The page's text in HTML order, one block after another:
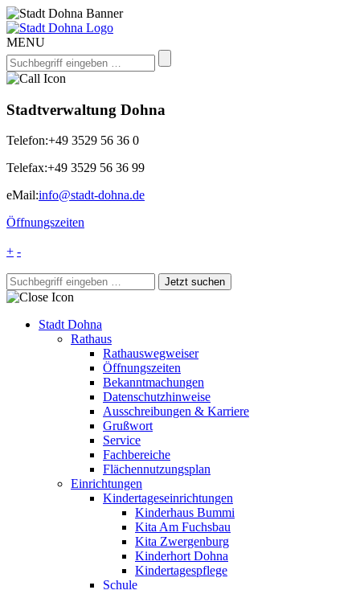
MENU
Stadtverwaltung Dohna
Telefon:+49 3529 56 36 0
Telefax:+49 3529 56 36 99
eMail:info@stadt-dohna.de
Öffnungszeiten
+ -
Stadt Dohna
Rathaus
Rathauswegweiser
Öffnungszeiten
Bekanntmachungen
Datenschutzhinweise
Ausschreibungen & Karriere
Grußwort
Service
Fachbereiche
Flächennutzungsplan
Einrichtungen
Kindertageseinrichtungen
Kinderhaus Bummi
Kita Am Fuchsbau
Kita Zwergenburg
Kinderhort Dohna
Kindertagespflege
Schule